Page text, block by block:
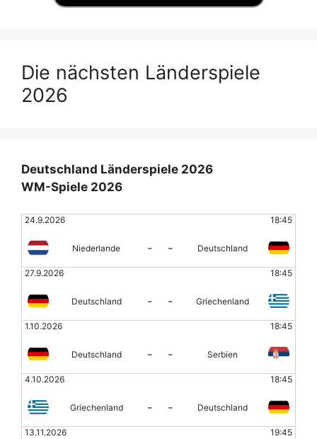
Die nächsten Länderspiele
2026
Deutschland Länderspiele 2026
WM-Spiele 2026
24.9.2026 18:45
Niederlande - - Deutschland
27.9.2026 18:45
Deutschland - - Griechenland
1.10.2026 18:45
Deutschland - - Serbien
4.10.2026 18:45
Griechenland - - Deutschland
13.11.2026 19:45